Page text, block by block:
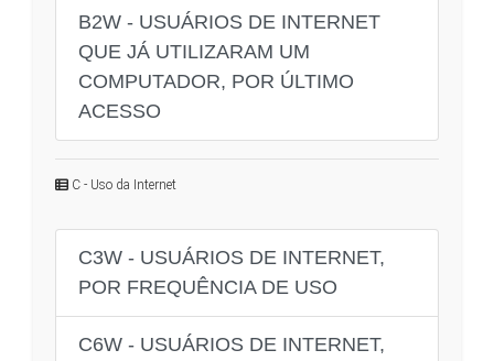
B2W - USUÁRIOS DE INTERNET
QUE JÁ UTILIZARAM UM
COMPUTADOR, POR ÚLTIMO
ACESSO
C - Uso da Internet
C3W - USUÁRIOS DE INTERNET,
POR FREQUÊNCIA DE USO
C6W - USUÁRIOS DE INTERNET,